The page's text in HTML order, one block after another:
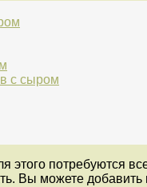
с сыром
потребуются
Вы можете